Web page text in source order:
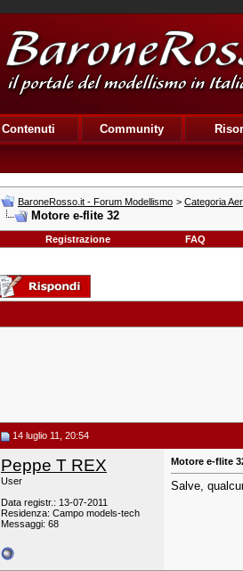
Contenuti Community
BaroneRosso.it - Forum Modellismo > Categoria
Motore e-flite 32
Registrazione
FAQ
14 luglio 11, 20:54
Peppe T REX
User
Data registr.: 13-07-2011
Residenza: Campo models-tech
Messaggi: 68
Motore e-flite
Salve,